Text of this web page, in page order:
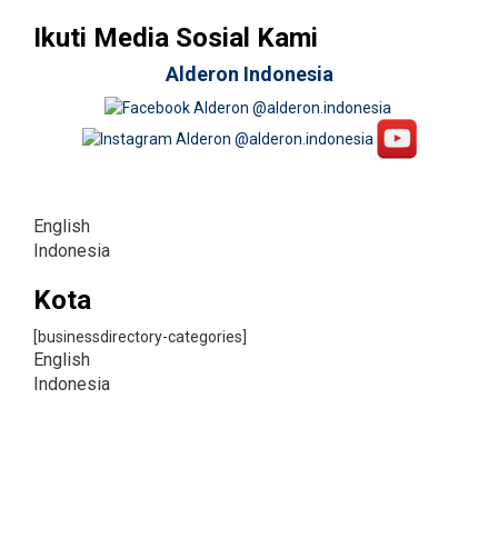
Ikuti Media Sosial Kami
Alderon Indonesia
English
Indonesia
Kota
[businessdirectory-categories]
English
Indonesia